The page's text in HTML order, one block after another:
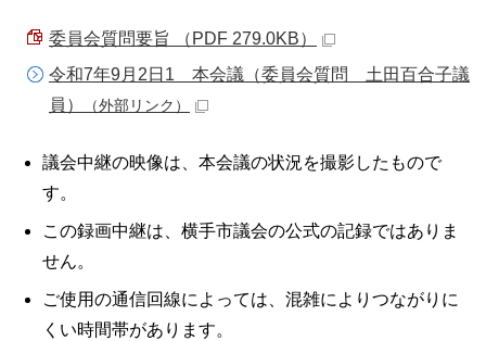
委員会質問要旨 （PDF 279.0KB）
令和7年9月2日1 本会議（委員会質問 土田百合子議
員）
（外部リンク）
議会中継の映像は、本会議の状況を撮影したもので
す。
この録画中継は、横手市議会の公式の記録ではありま
せん。
ご使用の通信回線によっては、混雑によりつながりに
くい時間帯があります。